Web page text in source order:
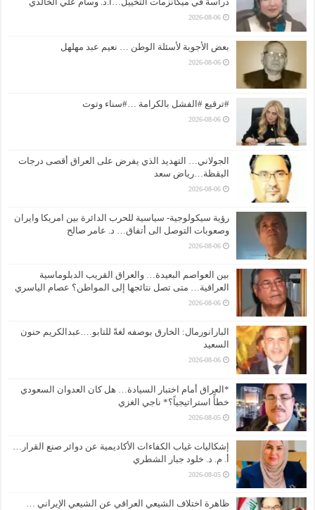
2026-08-06
بعض الأجوبة لأسئلة الوطن … نعيم عبد مهلهل
2026-08-06
#ترقيع #الفشل بالكرامة …#سناء وتوت
2026-08-06
الجولاني… التهديد الذي يفرض على العراق أقصى درجات
اليقظة…رياض سعد
2026-08-06
رؤية سيكولوجية- سياسية للحرب الدائرة بين امريكا وايران
وصعوبات التوصل الى أتفاق… د. عامر صالح
2026-08-06
بين العواصم البعيدة… والعراق القريب الدبلوماسية
العراقية… متى تصل نتائجها إلى المواطن؟ عصام الياسري
2026-08-06
البارانورمال: الخارق بوصفه لغةً للتابو….عبدالكريم حنون
السعيد
2026-08-06
*العراق أمام اختبار السيادة… هل كان العدوان السعودي
خطأً استراتيجياً؟* ناجي الغزي
2026-08-05
إشكاليات غياب الكفاءات الأكاديمية عن دوائر صنع القرار…
أ. م. د. خلود جبار الشطري
2026-08-05
ظاهرة اختلاف الشيعي العراقي عن الشيعي الإيراني …